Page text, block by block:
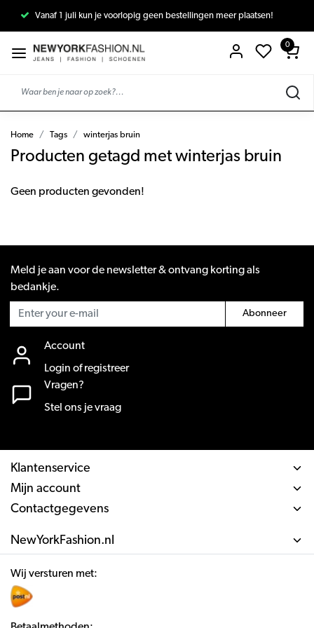
Vanaf 1 juli kun je voorlopig geen bestellingen meer plaatsen!
0
Home Tags winterjas bruin
Producten getagd met winterjas bruin
Geen producten gevonden!
Meld je aan voor de newsletter & ontvang korting als
bedankje.
Abonneer
Account
Login of registreer
Vragen?
Stel ons je vraag
Klantenservice
Mijn account
Contactgegevens
NewYorkFashion.nl
Wij versturen met: